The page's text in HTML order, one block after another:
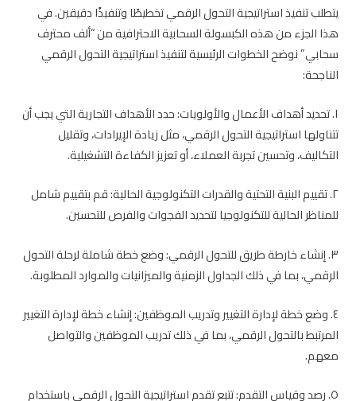
يتطلب تنفيذ استراتيجية التحول الرقمي تخطيطًا وتنفيذًا دقيقين. في
هذا الجزء من هذه الكبسولة السحابية الاحترافية من “ألف محترف
سحابي” نوضح الخطوات الرئيسية لتنفيذ استراتيجية التحول الرقمي
الناجحة:
١. تحديد أهداف الأعمال والأولويات: حدد الأهداف التجارية التي يجب أن
تتناولها استراتيجية التحول الرقمي، مثل زيادة الإيرادات، وتقليل
التكاليف، وتحسين تجربة العملاء، أو تعزيز الكفاءة التشغيلية.
٢. تقييم البنية التحتية والقدرات التكنولوجية الحالية: قم بتقييم شامل
للمناظر الحالية للتكنولوجيا لتحديد الفجوات والفرص للتحسين.
٣. إنشاء خارطة طريق للتحول الرقمي: وضع خطة شاملة لرحلة التحول
الرقمي، بما في ذلك الجداول الزمنية والميزانيات والموارد المطلوبة.
٤. وضع خطة لإدارة التغيير وتدريب الموظفين: إنشاء خطة لإدارة التغيير
المرتبط بالتحول الرقمي، بما في ذلك تدريب الموظفين والتواصل
معهم.
٥. رصد وقياس التقدم: تتبع تقدم استراتيجية التحول الرقمي باستخدام